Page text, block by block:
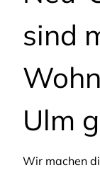
sind
Ulm
Wir machen